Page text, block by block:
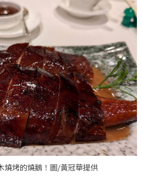
燒烤的燒鵝！圖/黃冠華提供